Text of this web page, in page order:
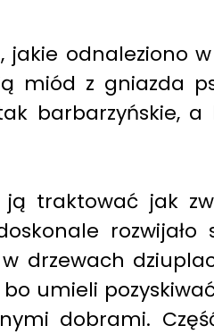
odnaleziono
miód z gniazda
barbarzyńskie,
ją traktować jak
drzewach
umieli
dobrami.